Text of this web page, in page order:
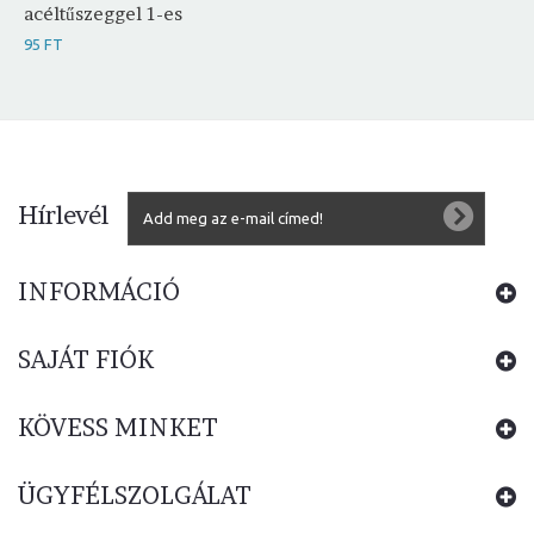
acéltűszeggel 1-es
95 FT
Hírlevél
INFORMÁCIÓ
SAJÁT FIÓK
KÖVESS MINKET
ÜGYFÉLSZOLGÁLAT